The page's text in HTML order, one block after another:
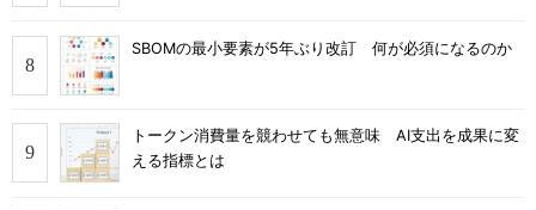
SBOMの最小要素が5年ぶり改訂 何が必須になるのか
トークン消費量を競わせても無意味 AI支出を成果に変
える指標とは